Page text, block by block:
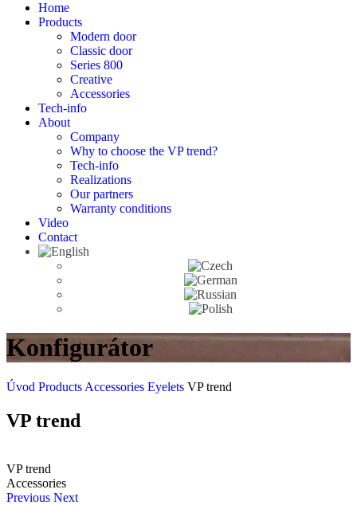
Home
Products
Modern door
Classic door
Series 800
Creative
Accessories
Tech-info
About
Company
Why to choose the VP trend?
Tech-info
Realizations
Our partners
Warranty conditions
Video
Contact
Konfigurátor
Úvod Products Accessories Eyelets VP trend
VP trend
VP trend
Accessories
Previous Next